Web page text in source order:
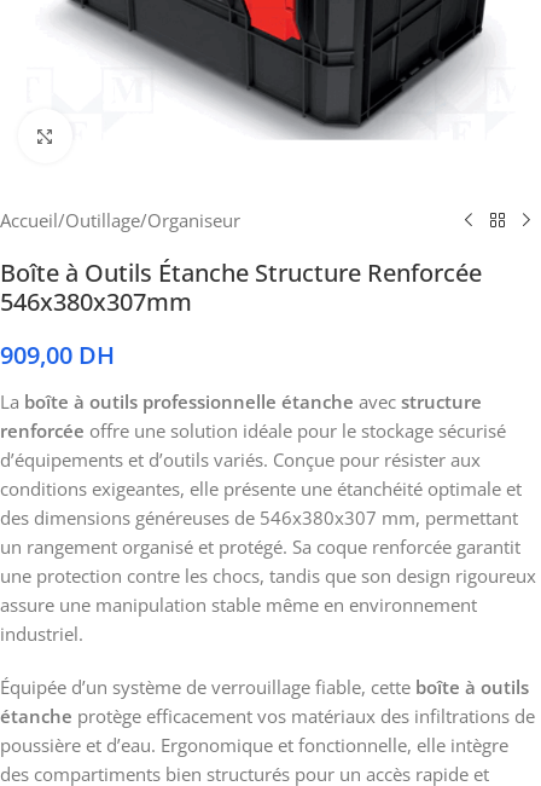
Accueil/Outillage/Organiseur
Boîte à Outils Étanche Structure Renforcée
546x380x307mm
909,00 DH
La boîte à outils professionnelle étanche avec structure
renforcée offre une solution idéale pour le stockage sécurisé
d’équipements et d’outils variés. Conçue pour résister aux
conditions exigeantes, elle présente une étanchéité optimale et
des dimensions généreuses de 546x380x307 mm, permettant
un rangement organisé et protégé. Sa coque renforcée garantit
une protection contre les chocs, tandis que son design rigoureux
assure une manipulation stable même en environnement
industriel.
Équipée d’un système de verrouillage fiable, cette boîte à outils
étanche protège efficacement vos matériaux des infiltrations de
poussière et d’eau. Ergonomique et fonctionnelle, elle intègre
des compartiments bien structurés pour un accès rapide et